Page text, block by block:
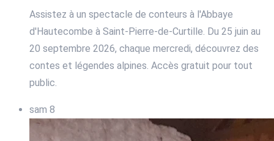
Assistez à un spectacle de conteurs à l'Abbaye
d'Hautecombe à Saint-Pierre-de-Curtille. Du 25 juin au
20 septembre 2026, chaque mercredi, découvrez des
contes et légendes alpines. Accès gratuit pour tout
public.
sam 8